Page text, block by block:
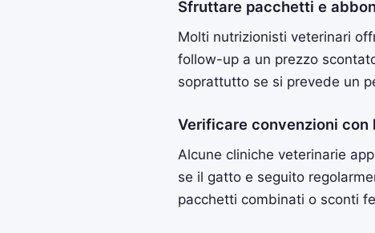
Sfruttare pacchetti e
Molti nutrizionisti veterinari
follow-up a un prezzo
soprattutto se si prevede un
Verificare convenzioni
Alcune cliniche veterinarie
se il gatto e seguito
pacchetti combinati o sconti